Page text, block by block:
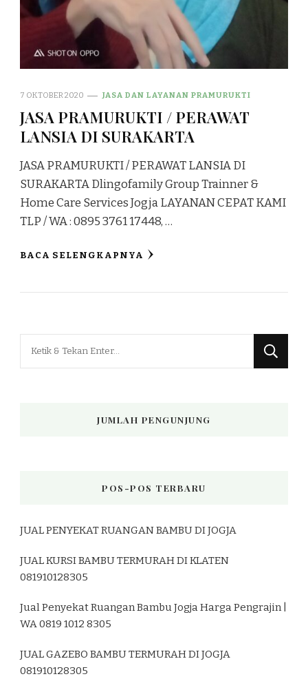
7 OKTOBER 2020 JASA DAN LAYANAN PRAMURUKTI
JASA PRAMURUKTI / PERAWAT
LANSIA DI SURAKARTA
JASA PRAMURUKTI / PERAWAT LANSIA DI
SURAKARTA Dlingofamily Group Trainner &
Home Care Services Jogja LAYANAN CEPAT KAMI
TLP / WA : 0895 3761 17448, …
BACA SELENGKAPNYA
JUMLAH PENGUNJUNG
POS-POS TERBARU
JUAL PENYEKAT RUANGAN BAMBU DI JOGJA
JUAL KURSI BAMBU TERMURAH DI KLATEN
081910128305
Jual Penyekat Ruangan Bambu Jogja Harga Pengrajin |
WA 0819 1012 8305
JUAL GAZEBO BAMBU TERMURAH DI JOGJA
081910128305